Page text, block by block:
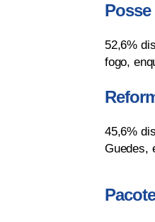
52,6%
fogo,
45,6%
Guedes,